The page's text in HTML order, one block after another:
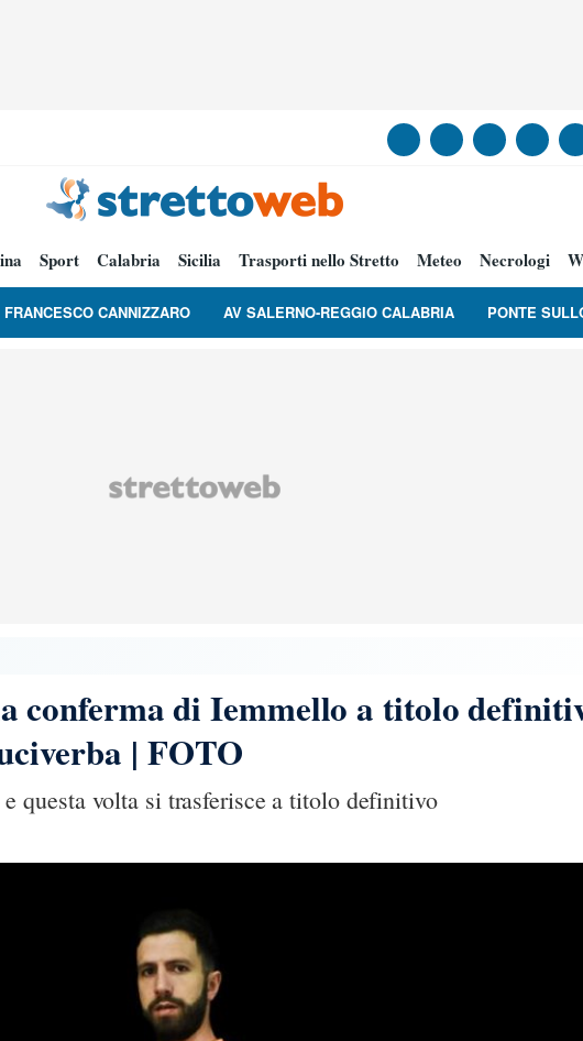
Sport Calabria Sicilia Trasporti nello Stretto Meteo Necrologi
FRANCESCO CANNIZZARO AV SALERNO-REGGIO CALABRIA PONTE
conferma di Iemmello a titolo
| FOTO
questa volta si trasferisce a titolo definitivo